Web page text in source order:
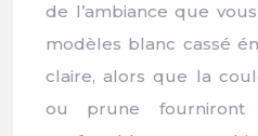
de l’ambiance que
modèles blanc cassé
claire, alors que la
ou prune